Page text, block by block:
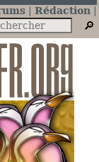
Rédaction